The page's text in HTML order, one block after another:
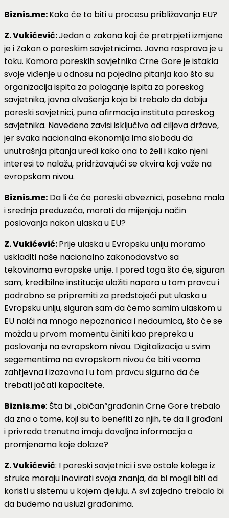
Biznis.me:Kako će to biti u procesu približavanja EU?
Z. Vukićević:Jedan o zakona koji će pretrpjeti izmjene
je i Zakon o poreskim savjetnicima. Javna rasprava je u
toku. Komora poreskih savjetnika Crne Gore je istakla
svoje viđenje u odnosu na pojedina pitanja kao što su
organizacija ispita za polaganje ispita za poreskog
savjetnika, javna olvašenja koja bi trebalo da dobiju
poreski savjetnici, puna afirmacija instituta poreskog
savjetnika. Navedeno zavisi isključivo od ciljeva države,
jer svaka nacionalna ekonomija ima slobodu da
unutrašnja pitanja uredi kako ona to želi i kako njeni
interesi to nalažu, pridržavajući se okvira koji važe na
evropskom nivou.
Biznis.me: Da li će će poreski obveznici, posebno mala
i srednja preduzeća, morati da mijenjaju način
poslovanja nakon ulaska u EU?
Z. Vukićević:Prije ulaska u Evropsku uniju moramo
uskladiti naše nacionalno zakonodavstvo sa
tekovinama evropske unije. I pored toga što će, siguran
sam, kredibilne institucije uložiti napora u tom pravcu i
podrobno se pripremiti za predstojeći put ulaska u
Evropsku uniju, siguran sam da ćemo samim ulaskom u
EU naići na mnogo nepoznanica i nedoumica, što će se
možda u prvom momentu činiti kao prepreka u
poslovanju na evropskom nivou. Digitalizacija u svim
segementima na evropskom nivou će biti veoma
zahtjevna i izazovna i u tom pravcu sigurno da će
trebati jačati kapacitete.
Biznis.me: Šta bi „običan“građanin Crne Gore trebalo
da zna o tome, koji su to benefiti za njih, te da li građani
i privreda trenutno imaju dovoljno informacija o
promjenama koje dolaze?
Z. Vukićević: I poreski savjetnici i sve ostale kolege iz
struke moraju inovirati svoja znanja, da bi mogli biti od
koristi u sistemu u kojem djeluju. A svi zajedno trebalo bi
da budemo na usluzi građanima.